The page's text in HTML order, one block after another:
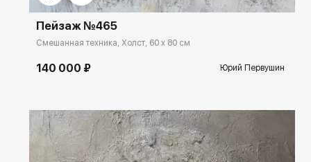
Пейзаж №465
Смешанная техника, Холст, 60 x 80 см
140 000 ₽ Юрий Первушин